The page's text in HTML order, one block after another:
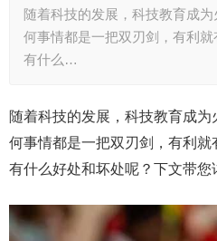
随着科技的发展，科技教育成
何事情都是一把双刃剑，有利
有什么…
随着科技的发展，科技教育成
何事情都是一把双刃剑，有利
有什么好处和坏处呢？下文带您